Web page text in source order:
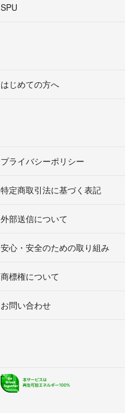
SPU
はじめての方へ
プライバシーポリシー
特定商取引法に基づく表記
外部送信について
安心・安全のための取り組み
商標権について
お問い合わせ